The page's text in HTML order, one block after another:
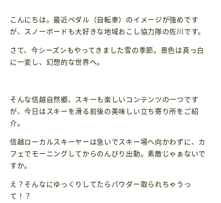
こんにちは。最近ペダル（自転車）のイメージが強めです
が、スノーボードも大好きな地域おこし協力隊の佐川です。
さて、今シーズンもやってきました雪の季節。景色は真っ白
に一変し、幻想的な世界へ。
そんな信越自然郷、スキーも楽しいコンテンツの一つです
が、今日はスキーを滑る前後の美味しい立ち寄り所をご紹
介。
信越ローカルスキーヤーは急いでスキー場へ向かわずに、カ
フェでモーニングしてからのんびり出動。素敵じゃぁないで
すか。
え？そんなにゆっくりしてたらパウダー取られちゃうっ
て！？